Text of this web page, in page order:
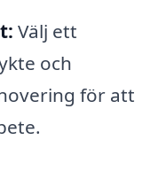
Välj ett
och
för att